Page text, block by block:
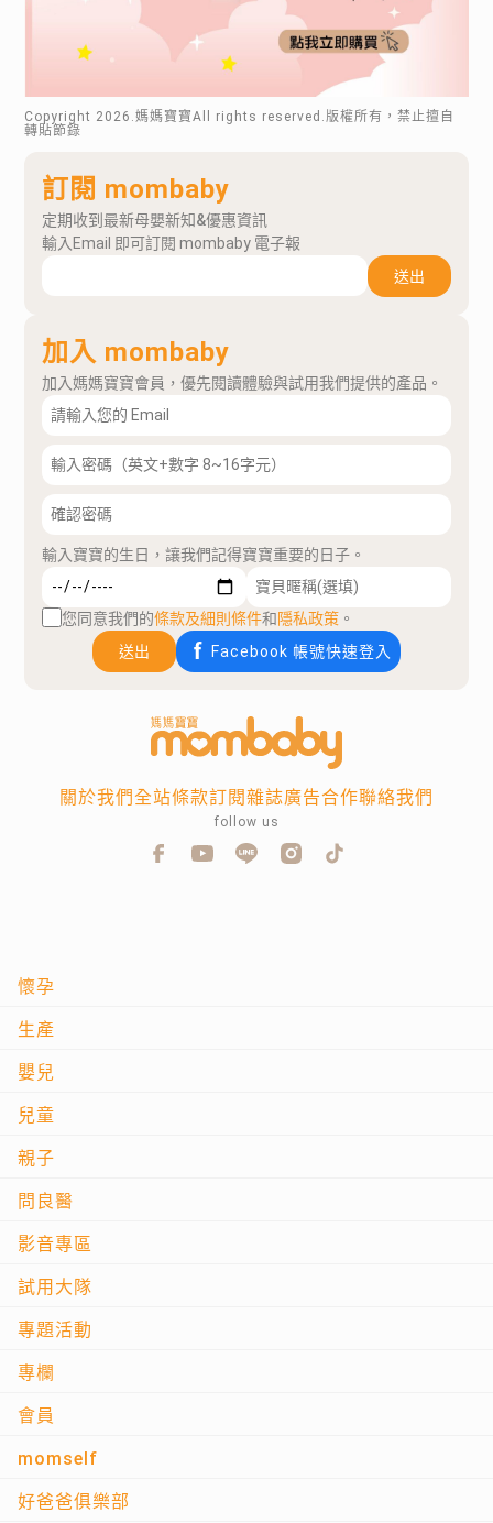
Copyright 2026 .媽媽寶寶All rights reserved.版權所有，禁止擅自
轉貼節錄
訂閱 mombaby
定期收到最新母嬰新知&優惠資訊
輸入Email 即可訂閱 mombaby 電子報
送出
加入 mombaby
加入媽媽寶寶會員，優先閱讀體驗與試用我們提供的產品。
輸入寶寶的生日，讓我們記得寶寶重要的日子。
您同意我們的條款及細則條件和隱私政策 。
送出
Facebook 帳號快速登入
懷孕
生產
嬰兒
兒童
親子
問良醫
影音專區
試用大隊
專題活動
專欄
會員
momself
好爸爸俱樂部
關於我們全站條款訂閱雜誌廣告合作聯絡我們
follow us